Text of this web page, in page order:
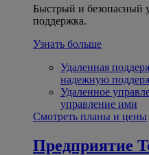
Быстрый и безопасный
поддержка.
Узнать больше
Удаленная
надежную
Удаленное
управление ими
Смотреть планы и цены
Предприятие